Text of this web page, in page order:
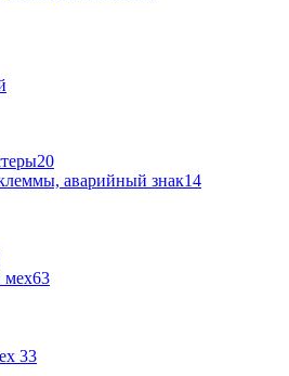
20
аварийный знак14
мех63
33